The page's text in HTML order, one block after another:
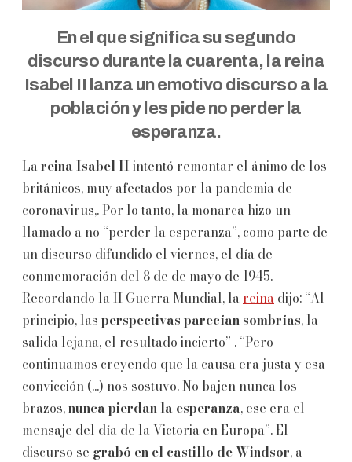
En el que significa su segundo
discurso durante la cuarenta, la reina
Isabel II lanza un emotivo discurso a la
población y les pide no perder la
esperanza.
La reina Isabel II intentó remontar el ánimo de los
británicos, muy afectados por la pandemia de
coronavirus,. Por lo tanto, la monarca hizo un
llamado a no “perder la esperanza”, como parte de
un discurso difundido el viernes, el día de
conmemoración del 8 de de mayo de 1945.
Recordando la II Guerra Mundial, la reina dijo: “Al
principio, las perspectivas parecían sombrías, la
salida lejana, el resultado incierto” . “Pero
continuamos creyendo que la causa era justa y esa
convicción (...) nos sostuvo. No bajen nunca los
brazos,nunca pierdan la esperanza, ese era el
mensaje del día de la Victoria en Europa”. El
discurso se grabó en el castillo de Windsor, a